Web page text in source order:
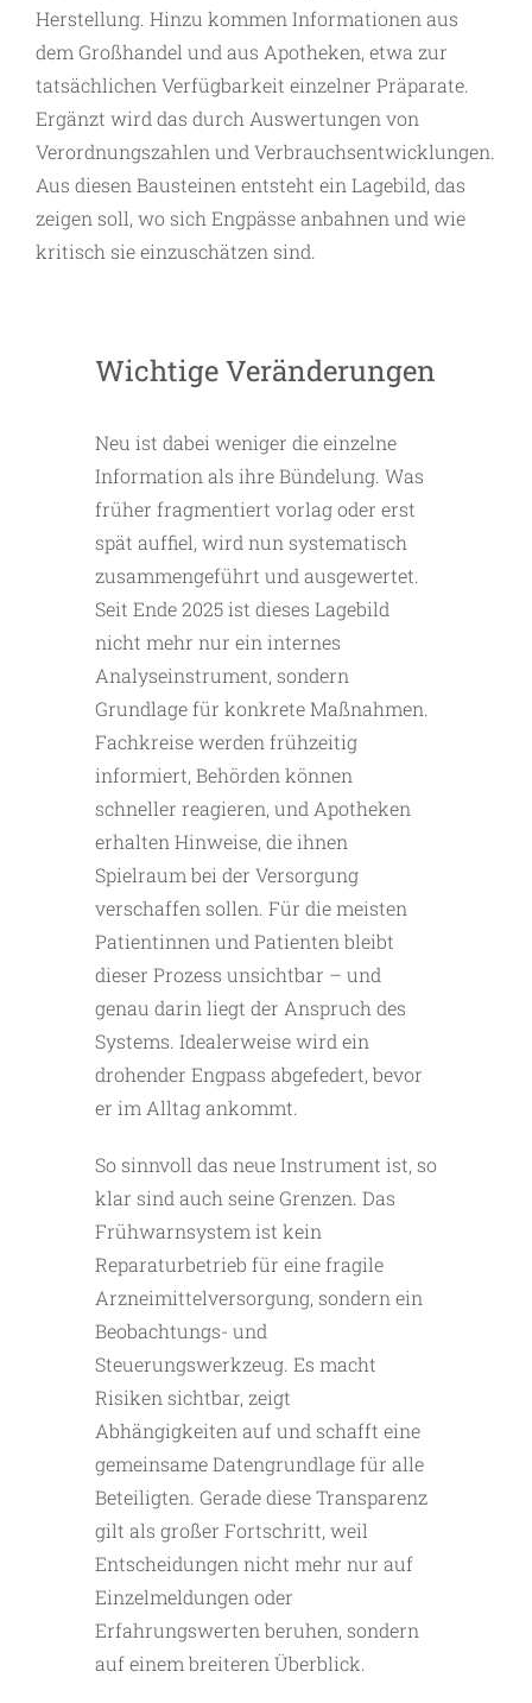
Herstellung. Hinzu kommen Informationen aus
dem Großhandel und aus Apotheken, etwa zur
tatsächlichen Verfügbarkeit einzelner Präparate.
Ergänzt wird das durch Auswertungen von
Verordnungszahlen und Verbrauchsentwicklungen.
Aus diesen Bausteinen entsteht ein Lagebild, das
zeigen soll, wo sich Engpässe anbahnen und wie
kritisch sie einzuschätzen sind.
Wichtige Veränderungen
Neu ist dabei weniger die einzelne
Information als ihre Bündelung. Was
früher fragmentiert vorlag oder erst
spät auffiel, wird nun systematisch
zusammengeführt und ausgewertet.
Seit Ende 2025 ist dieses Lagebild
nicht mehr nur ein internes
Analyseinstrument, sondern
Grundlage für konkrete Maßnahmen.
Fachkreise werden frühzeitig
informiert, Behörden können
schneller reagieren, und Apotheken
erhalten Hinweise, die ihnen
Spielraum bei der Versorgung
verschaffen sollen. Für die meisten
Patientinnen und Patienten bleibt
dieser Prozess unsichtbar – und
genau darin liegt der Anspruch des
Systems. Idealerweise wird ein
drohender Engpass abgefedert, bevor
er im Alltag ankommt.
So sinnvoll das neue Instrument ist, so
klar sind auch seine Grenzen. Das
Frühwarnsystem ist kein
Reparaturbetrieb für eine fragile
Arzneimittelversorgung, sondern ein
Beobachtungs- und
Steuerungswerkzeug. Es macht
Risiken sichtbar, zeigt
Abhängigkeiten auf und schafft eine
gemeinsame Datengrundlage für alle
Beteiligten. Gerade diese Transparenz
gilt als großer Fortschritt, weil
Entscheidungen nicht mehr nur auf
Einzelmeldungen oder
Erfahrungswerten beruhen, sondern
auf einem breiteren Überblick.